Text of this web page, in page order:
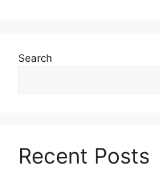
Search
Recent Posts